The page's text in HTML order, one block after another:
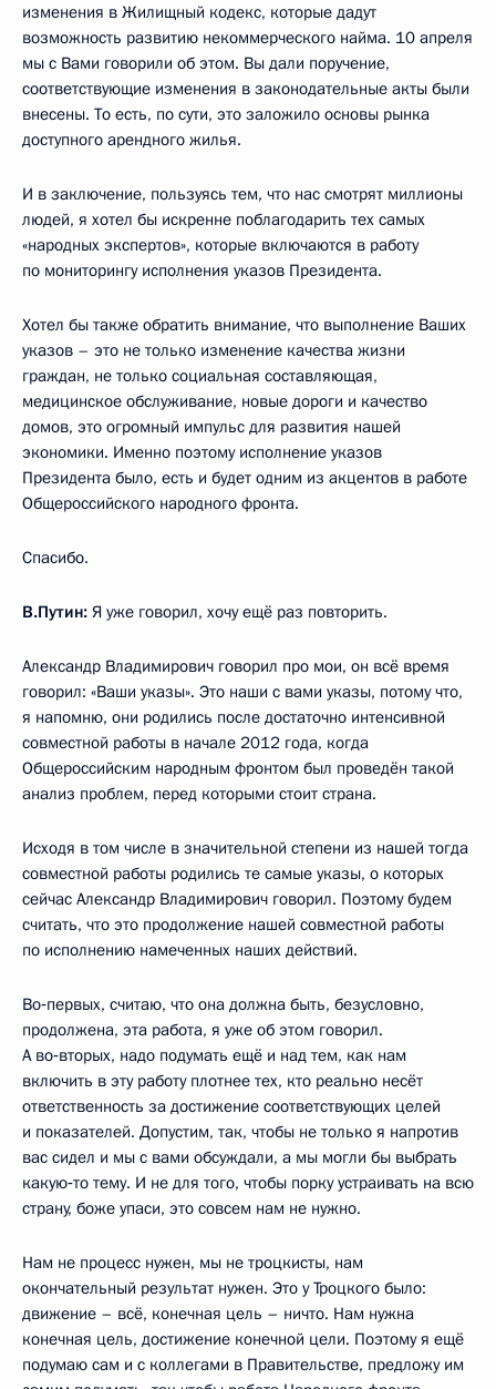
изменения в Жилищный кодекс, которые дадут
возможность развитию некоммерческого найма. 10 апреля
мы с Вами говорили об этом. Вы дали поручение,
соответствующие изменения в законодательные акты были
внесены. То есть, по сути, это заложило основы рынка
доступного арендного жилья.
И в заключение, пользуясь тем, что нас смотрят миллионы
людей, я хотел бы искренне поблагодарить тех самых
«народных экспертов», которые включаются в работу
по мониторингу исполнения указов Президента.
Хотел бы также обратить внимание, что выполнение Ваших
указов – это не только изменение качества жизни
граждан, не только социальная составляющая,
медицинское обслуживание, новые дороги и качество
домов, это огромный импульс для развития нашей
экономики. Именно поэтому исполнение указов
Президента было, есть и будет одним из акцентов в работе
Общероссийского народного фронта.
Спасибо.
В.Путин: Я уже говорил, хочу ещё раз повторить.
Александр Владимирович говорил про мои, он всё время
говорил: «Ваши указы». Это наши с вами указы, потому что,
я напомню, они родились после достаточно интенсивной
совместной работы в начале 2012 года, когда
Общероссийским народным фронтом был проведён такой
анализ проблем, перед которыми стоит страна.
Исходя в том числе в значительной степени из нашей тогда
совместной работы родились те самые указы, о которых
сейчас Александр Владимирович говорил. Поэтому будем
считать, что это продолжение нашей совместной работы
по исполнению намеченных наших действий.
Во‑первых, считаю, что она должна быть, безусловно,
продолжена, эта работа, я уже об этом говорил.
А во‑вторых, надо подумать ещё и над тем, как нам
включить в эту работу плотнее тех, кто реально несёт
ответственность за достижение соответствующих целей
и показателей. Допустим, так, чтобы не только я напротив
вас сидел и мы с вами обсуждали, а мы могли бы выбрать
какую‑то тему. И не для того, чтобы порку устраивать на всю
страну, боже упаси, это совсем нам не нужно.
Нам не процесс нужен, мы не троцкисты, нам
окончательный результат нужен. Это у Троцкого было:
движение – всё, конечная цель – ничто. Нам нужна
конечная цель, достижение конечной цели. Поэтому я ещё
подумаю сам и с коллегами в Правительстве, предложу им